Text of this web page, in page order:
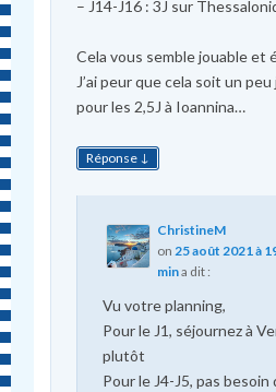
– J14-J16 : 3J sur
Cela vous semble jouable et
J’ai peur que cela soit un
pour les 2,5J à Ioannina…
Réponse ↓
ChristineM
on 25 août 2021 à
mina dit :
Vu votre planning,
Pour le J1, séjournez à
plutôt
Pour le J4-J5, pas besoin